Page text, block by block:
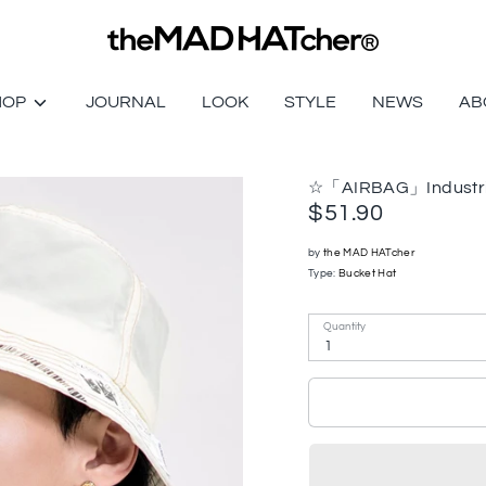
JOURNAL LOOK STYLE NEWS
☆「AIRBAG」
$51.90
by the MAD HATcher
Type: Bucket Hat
Quantity
1